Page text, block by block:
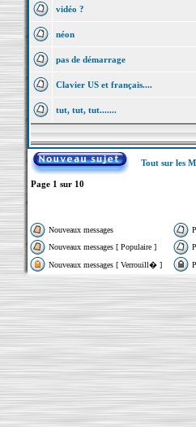
vidéo ?
néon
pas de démarrage
Clavier US et français....
tut, tut, tut.......
Tout sur les
Page 1 sur 10
Nouveaux messages
Nouveaux messages [ Populaire ]
Nouveaux messages [ Verrouill� ]